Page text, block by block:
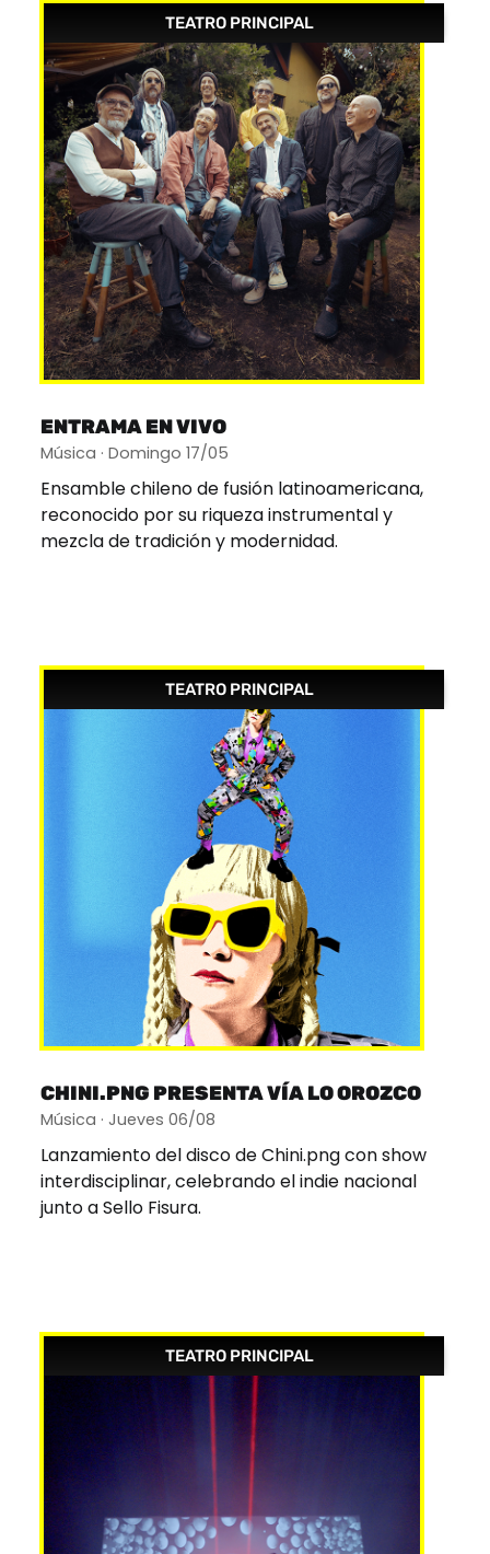
TEATRO PRINCIPAL
ENTRAMA EN VIVO
Música · Domingo 17/05
Ensamble chileno de fusión latinoamericana,
reconocido por su riqueza instrumental y
mezcla de tradición y modernidad.
TEATRO PRINCIPAL
CHINI.PNG PRESENTA VÍA LO OROZCO
Música · Jueves 06/08
Lanzamiento del disco de Chini.png con show
interdisciplinar, celebrando el indie nacional
junto a Sello Fisura.
TEATRO PRINCIPAL